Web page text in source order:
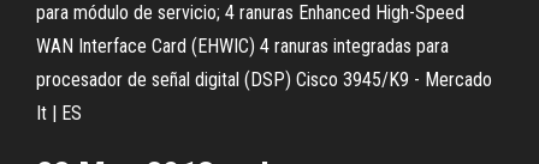
para módulo de servicio; 4 ranuras Enhanced High-Speed
WAN Interface Card (EHWIC) 4 ranuras integradas para
procesador de señal digital (DSP) Cisco 3945/K9 - Mercado
It | ES